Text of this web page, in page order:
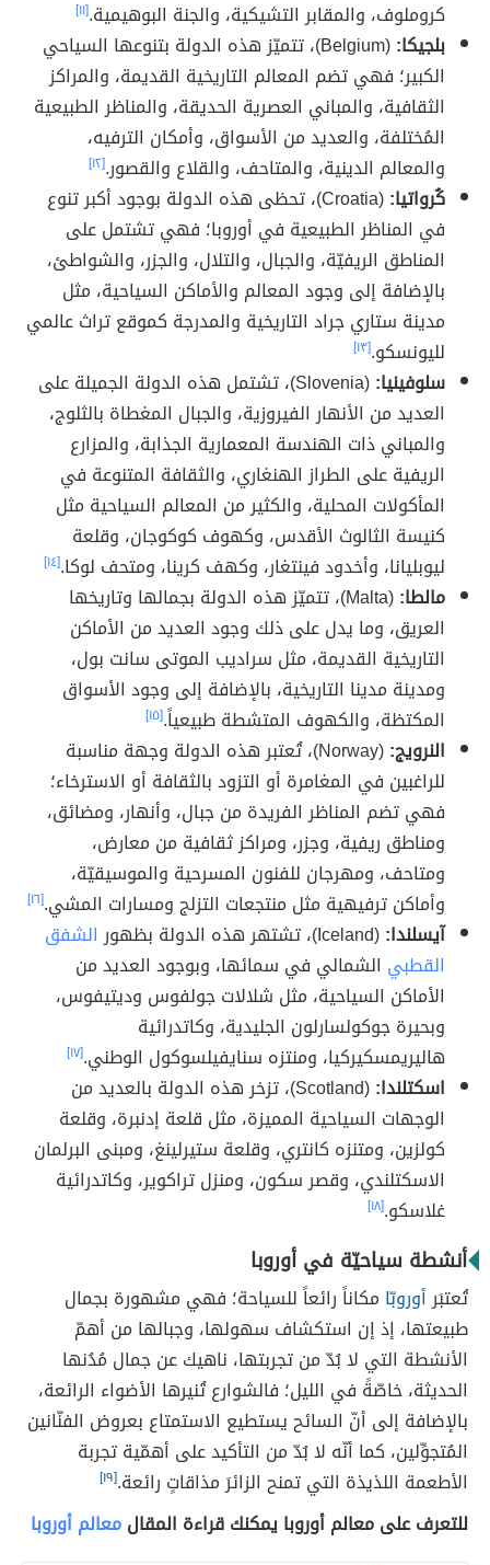
كروملوف، والمقابر التشيكية، والجنة البوهيمية.[١١]
بلجيكا:
(Belgium)، تتميّز هذه الدولة بتنوعها السياحي
الكبير؛ فهي تضم المعالم التاريخية القديمة، والمراكز
الثقافية، والمباني العصرية الحديقة، والمناظر الطبيعية
المُختلفة، والعديد من الأسواق، وأمكان الترفيه،
والمعالم الدينية، والمتاحف، والقلاع والقصور.[١٢]
كُرواتيا:
(Croatia)، تحظى هذه الدولة بوجود أكبر تنوع
في المناظر الطبيعية في أوروبا؛ فهي تشتمل على
المناطق الريفيّة، والجبال، والتلال، والجزر، والشواطئ،
بالإضافة إلى وجود المعالم والأماكن السياحية، مثل
مدينة ستاري جراد التاريخية والمدرجة كموقع تراث عالمي
لليونسكو.[١٣]
سلوفينيا:
(Slovenia)، تشتمل هذه الدولة الجميلة على
العديد من الأنهار الفيروزية، والجبال المغطاة بالثلوج،
والمباني ذات الهندسة المعمارية الجذابة، والمزارع
الريفية على الطراز الهنغاري، والثقافة المتنوعة في
المأكولات المحلية، والكثير من المعالم السياحية مثل
كنيسة الثالوث الأقدس، وكهوف كوكوجان، وقلعة
ليوبليانا، وأخدود فينتغار، وكهف كرينا، ومتحف لوكا.[١٤]
مالطا:
(Malta)، تتميّز هذه الدولة بجمالها وتاريخها
العريق، وما يدل على ذلك وجود العديد من الأماكن
التاريخية القديمة، مثل سراديب الموتى سانت بول،
ومدينة مدينا التاريخية، بالإضافة إلى وجود الأسواق
المكتظة، والكهوف المتشطة طبيعياً.[١٥]
النرويج:
(Norway)، تُعتبر هذه الدولة وجهة مناسبة
للراغبين في المغامرة أو التزود بالثقافة أو الاسترخاء؛
فهي تضم المناظر الفريدة من جبال، وأنهار، ومضائق،
ومناطق ريفية، وجزر، ومراكز ثقافية من معارض،
ومتاحف، ومهرجان للفنون المسرحية والموسيقيّة،
وأماكن ترفيهية مثل منتجعات التزلج ومسارات المشي.[١٦]
آيسلندا:(Iceland)، تشتهر هذه الدولة بظهور
الشفق
القطبي الشمالي في سمائها، وبوجود العديد من
الأماكن السياحية، مثل شلالات جولفوس وديتيفوس،
وبحيرة جوكولسارلون الجليدية، وكاتدرائية
هاليريمسكيركيا، ومنتزه سنايفيلسوكول الوطني.[١٧]
اسكتلندا:
(Scotland)، تزخر هذه الدولة بالعديد من
الوجهات السياحية المميزة، مثل قلعة إدنبرة، وقلعة
كولزين، ومتنزه كانتري، وقلعة ستيرلينغ، ومبنى البرلمان
الاسكتلندي، وقصر سكون، ومنزل تراكوير، وكاتدرائية
غلاسكو.[١٨]
أنشطة سياحيّة في أوروبا
تُعتبَرأوروبّا مكاناً رائعاً للسياحة؛ فهي مشهورة بجمال
طبيعتها، إذ إن استكشاف سهولها، وجبالها من أهمّ
الأنشطة التي لا بُدّ من تجربتها، ناهيك عن جمال مُدُنها
الحديثة، خاصّةً في الليل؛ فالشوارع تُنيرها الأضواء الرائعة،
بالإضافة إلى أنّ السائح يستطيع الاستمتاع بعروض الفنّانين
المُتجوِّلين، كما أنّه لا بُدّ من التأكيد على أهمّية تجربة
الأطعمة اللذيذة التي تمنح الزائرَ مذاقاتٍ رائعة.[١٩]
للتعرف على معالم أوروبا يمكنك قراءة المقالمعالم أوروبا